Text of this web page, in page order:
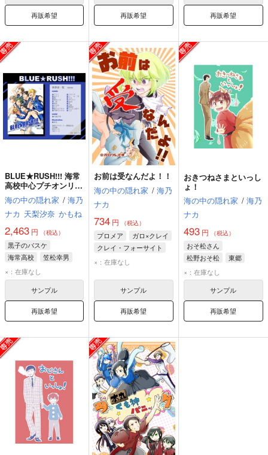
再販希望 再販希望 再販希望
BLUE★RUSH!!! 海常
高校中心プチオンリ
ー 記念アンソロジー
海の中の隠れ家 / 海乃
ナカ 天梨汐奈 かもね
2,463 円 （税込）
黒子のバスケ
海常高校
笠松幸男
黄瀬涼太
×：在庫なし
サンプル
再販希望
お前は受なんだよ！！
海の中の隠れ家 / 海乃
ナカ
734 円 （税込）
プロメア
ガロ×クレイ
クレイ・フォーサイト
リオ・フォーティア
×：在庫なし
サンプル
再販希望
おきつねさまといっし
ょ！
海の中の隠れ家 / 海乃
ナカ
493円 （税込）
おそ松さん
松野おそ松
東郷
×：在庫なし
サンプル
再販希望